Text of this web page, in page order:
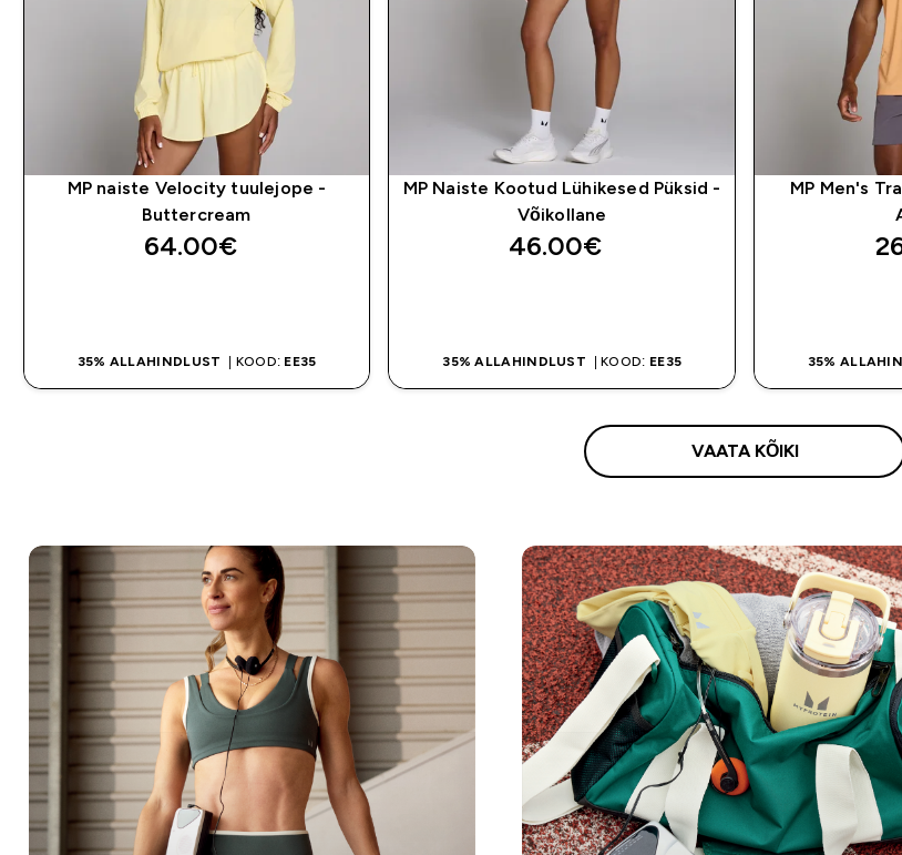
MP naiste Velocity tuulejope -
Buttercream
64.00€‎
35% ALLAHINDLUST | KOOD: EE35
MP Naiste Kootud Lühikesed Püksid -
Võikollane
46.00€‎
35% ALLAHINDLUST | KOOD: EE35
MP Men's
35%
VAATA KÕIKI